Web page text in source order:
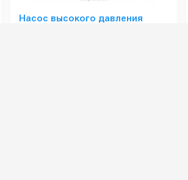
Насос высокого давления